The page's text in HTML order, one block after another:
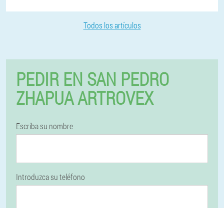
Todos los artículos
PEDIR EN SAN PEDRO
ZHAPUA ARTROVEX
Escriba su nombre
Introduzca su teléfono